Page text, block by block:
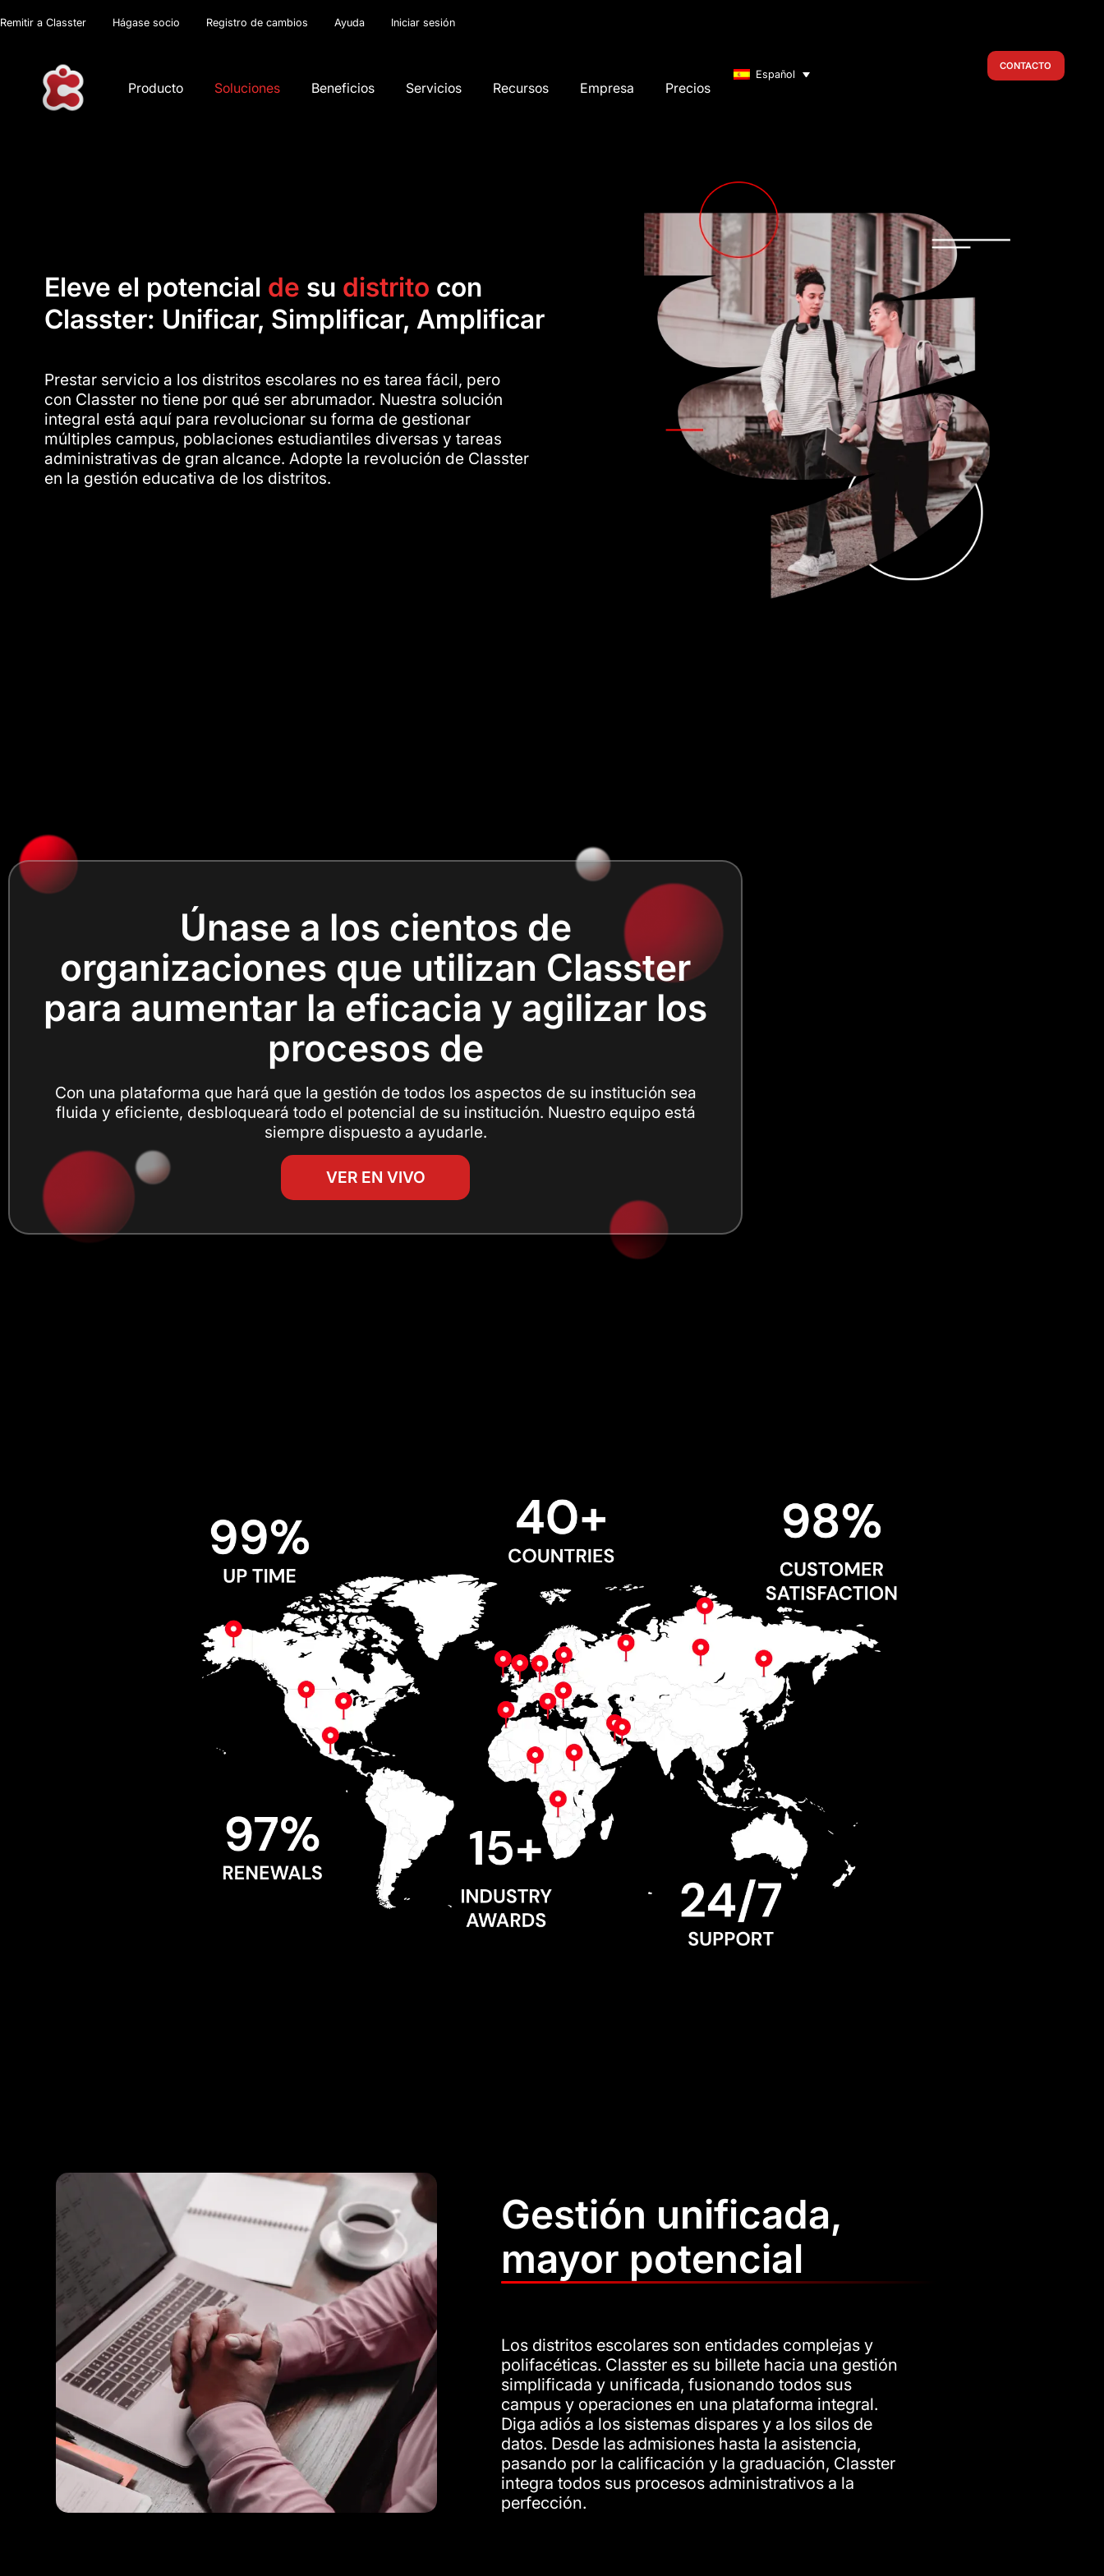
Remitir a Classter Hágase socio Registro de cambios Ayuda Iniciar sesión
Producto Soluciones Beneficios Servicios Recursos Empresa Precios
Español
CONTACTO
Eleve el potencial de su distrito con
Classter: Unificar, Simplificar, Amplificar
Prestar servicio a los distritos escolares no es tarea fácil, pero
con Classter no tiene por qué ser abrumador. Nuestra solución
integral está aquí para revolucionar su forma de gestionar
múltiples campus, poblaciones estudiantiles diversas y tareas
administrativas de gran alcance. Adopte la revolución de Classter
en la gestión educativa de los distritos.
Únase a los cientos de
organizaciones que utilizan Classter
para aumentar la eficacia y agilizar los
procesos de
Con una plataforma que hará que la gestión de todos los aspectos de su institución sea
fluida y eficiente, desbloqueará todo el potencial de su institución. Nuestro equipo está
siempre dispuesto a ayudarle.
VER EN VIVO
Gestión unificada,
mayor potencial
Los distritos escolares son entidades complejas y
polifacéticas. Classter es su billete hacia una gestión
simplificada y unificada, fusionando todos sus
campus y operaciones en una plataforma integral.
Diga adiós a los sistemas dispares y a los silos de
datos. Desde las admisiones hasta la asistencia,
pasando por la calificación y la graduación, Classter
integra todos sus procesos administrativos a la
perfección.